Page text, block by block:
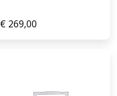
€ 269,00